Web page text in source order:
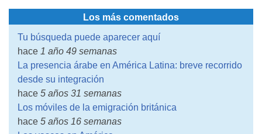
Los más comentados
Tu búsqueda puede aparecer aquí
hace 1 año 49 semanas
La presencia árabe en América Latina: breve recorrido
desde su integración
hace 5 años 31 semanas
Los móviles de la emigración británica
hace 5 años 16 semanas